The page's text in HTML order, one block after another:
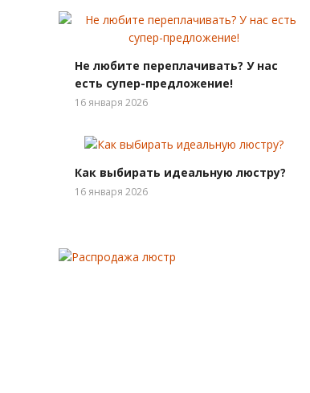
Не любите переплачивать? У нас
есть супер-предложение!
16 января 2026
Как выбирать идеальную люстру?
16 января 2026